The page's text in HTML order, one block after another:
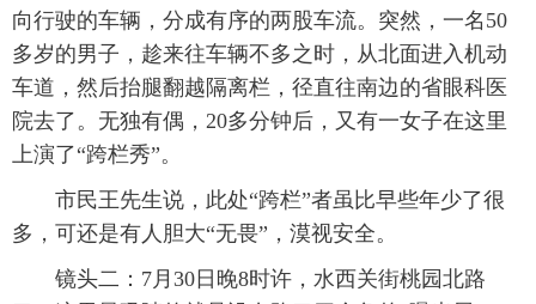
向行驶的车辆，分成有序的两股车流。突然，一名50
多岁的男子，趁来往车辆不多之时，从北面进入机动
车道，然后抬腿翻越隔离栏，径直往南边的省眼科医
院去了。无独有偶，20多分钟后，又有一女子在这里
上演了“跨栏秀”。
市民王先生说，此处“跨栏”者虽比早些年少了很
多，可还是有人胆大“无畏”，漠视安全。
镜头二：7月30日晚8时许，水西关街桃园北路